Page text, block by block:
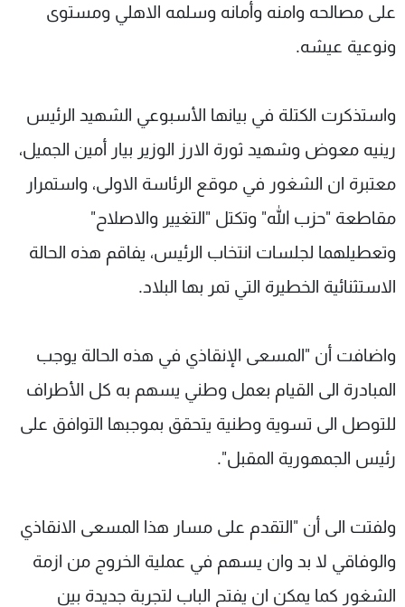
على مصالحه وامنه وأمانه وسلمه الاهلي ومستوى
ونوعية عيشه.
واستذكرت الكتلة في بيانها الأسبوعي الشهيد الرئيس
رينيه معوض وشهيد ثورة الارز الوزير بيار أمين الجميل،
معتبرة ان الشغور في موقع الرئاسة الاولى، واستمرار
مقاطعة "حزب الله" وتكتل "التغيير والاصلاح"
وتعطيلهما لجلسات انتخاب الرئيس، يفاقم هذه الحالة
الاستثنائية الخطيرة التي تمر بها البلاد.
واضافت أن "المسعى الإنقاذي في هذه الحالة يوجب
المبادرة الى القيام بعمل وطني يسهم به كل الأطراف
للتوصل الى تسوية وطنية يتحقق بموجبها التوافق على
رئيس الجمهورية المقبل".
ولفتت الى أن "التقدم على مسار هذا المسعى الانقاذي
والوفاقي لا بد وان يسهم في عملية الخروج من ازمة
الشغور كما يمكن ان يفتح الباب لتجربة جديدة بين